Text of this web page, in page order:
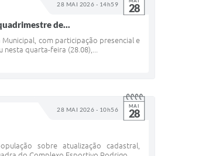
28 MAI 2026 - 14h59 28
de...
com participação presencial e
quarta-feira (28.08),...
28 MAI 2026 - 10h56 MAI
28
sobre atualização cadastral,